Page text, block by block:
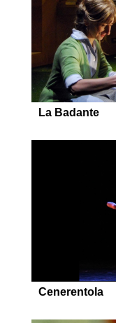
La Badante
Cenerentola